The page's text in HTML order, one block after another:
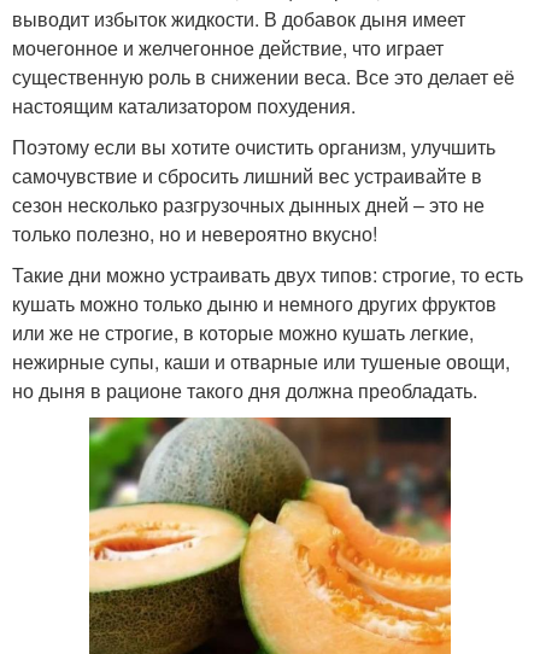
выводит избыток жидкости. В добавок дыня имеет
мочегонное и желчегонное действие, что играет
существенную роль в снижении веса. Все это делает её
настоящим катализатором похудения.
Поэтому если вы хотите очистить организм, улучшить
самочувствие и сбросить лишний вес устраивайте в
сезон несколько разгрузочных дынных дней – это не
только полезно, но и невероятно вкусно!
Такие дни можно устраивать двух типов: строгие, то есть
кушать можно только дыню и немного других фруктов
или же не строгие, в которые можно кушать легкие,
нежирные супы, каши и отварные или тушеные овощи,
но дыня в рационе такого дня должна преобладать.